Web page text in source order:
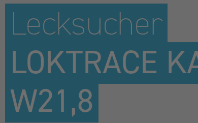
Lecksucher
LOKTRACE
W21,8